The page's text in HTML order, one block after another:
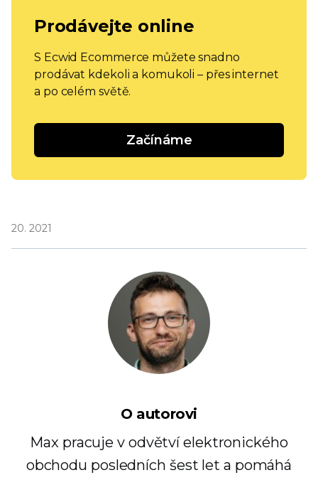
Prodávejte online
S Ecwid Ecommerce můžete snadno
prodávat kdekoli a komukoli – přes internet
a po celém světě.
Začínáme
20. 2021
O autorovi
Max pracuje v odvětví elektronického
obchodu posledních šest let a pomáhá